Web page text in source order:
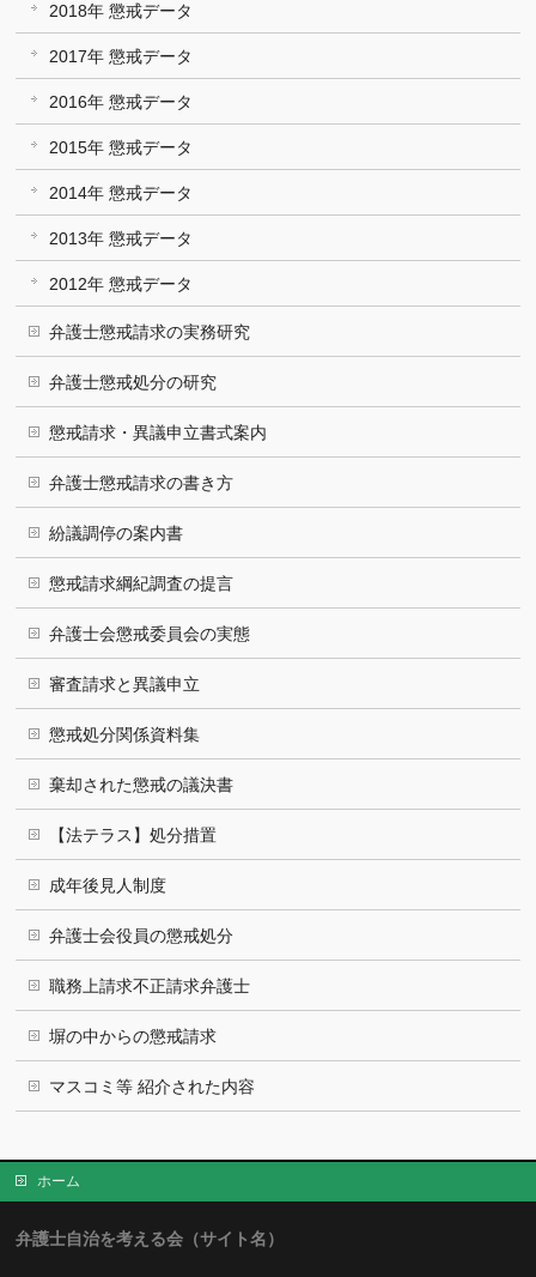
2018年 懲戒データ
2017年 懲戒データ
2016年 懲戒データ
2015年 懲戒データ
2014年 懲戒データ
2013年 懲戒データ
2012年 懲戒データ
弁護士懲戒請求の実務研究
弁護士懲戒処分の研究
懲戒請求・異議申立書式案内
弁護士懲戒請求の書き方
紛議調停の案内書
懲戒請求綱紀調査の提言
弁護士会懲戒委員会の実態
審査請求と異議申立
懲戒処分関係資料集
棄却された懲戒の議決書
【法テラス】処分措置
成年後見人制度
弁護士会役員の懲戒処分
職務上請求不正請求弁護士
塀の中からの懲戒請求
マスコミ等 紹介された内容
ホーム
弁護士自治を考える会（サイト名）